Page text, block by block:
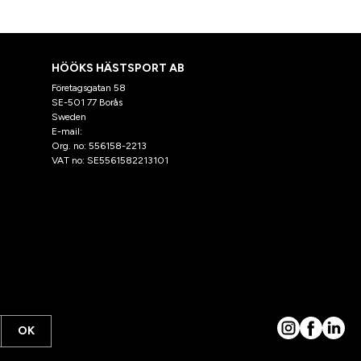
HÖÖKS HÄSTSPORT AB
Företagsgatan 58
SE-501 77 Borås
Sweden
E-mail:
Org. no: 556158-2213
VAT no: SE5561582213101
OK